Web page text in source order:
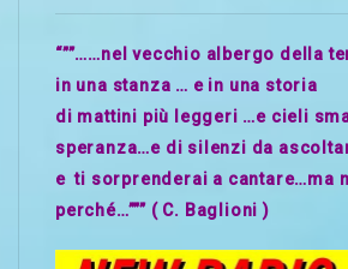
“””……nel vecchio albergo della
in una stanza … e in una storia
di mattini più leggeri …e cieli
speranza…e di silenzi da
e ti sorprenderai a cantare…ma
perché…””” ( C. Baglioni )